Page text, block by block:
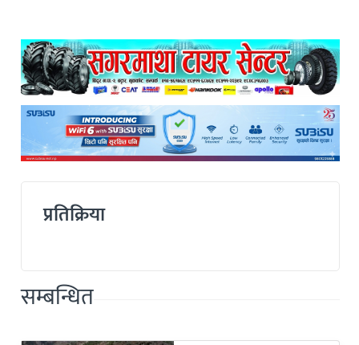
प्रतिक्रिया
सम्बन्धित